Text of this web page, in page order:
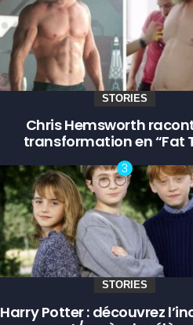
STORIES
Chris Hemsworth
transformation en “Fat
STORIES
Harry Potter : découvrez